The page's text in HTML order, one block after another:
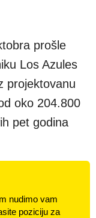
prošle
Los Azules
projektovanu
oko 204.800
pet godina
nudimo vam
poziciju za